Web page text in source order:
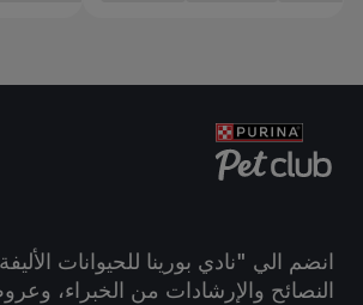
انضم الي "نادي بورينا للحيوانات
النصائح والإرشادات من الخبراء،